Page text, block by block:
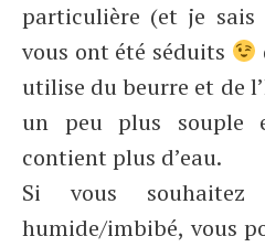
particulière (et je sais
vous ont été séduits
utilise du beurre et de
un peu plus souple
contient plus d’eau.
Si vous
humide/imbibé, vous